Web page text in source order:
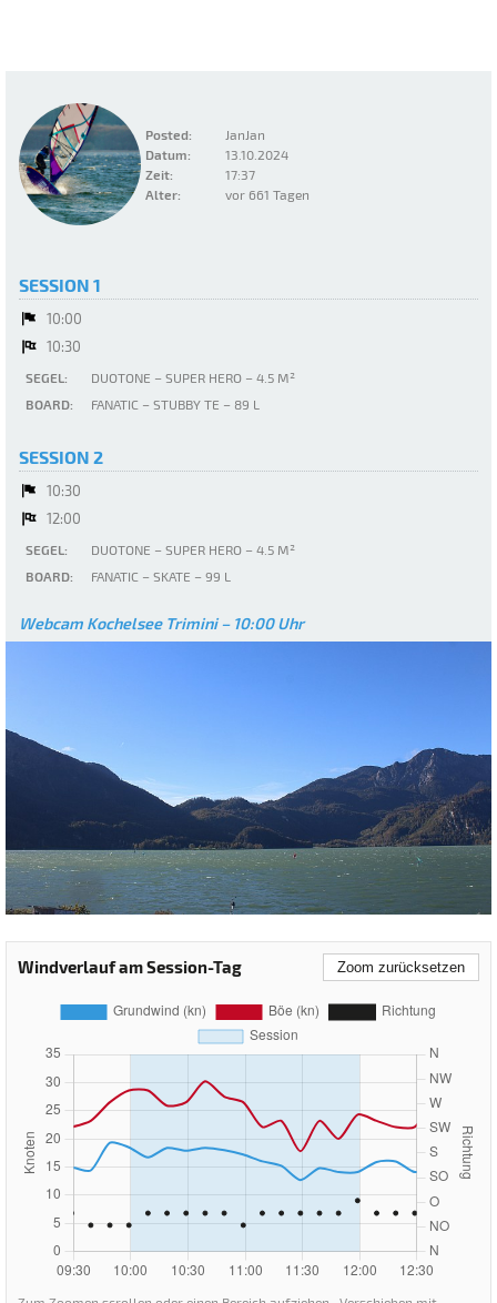
Posted:
JanJan
Datum:
13.10.2024
Zeit:
17:37
Alter:
vor 661 Tagen
SESSION 1
10:00
10:30
SEGEL:
DUOTONE – SUPER HERO – 4.5 M²
BOARD:
FANATIC – STUBBY TE – 89 L
SESSION 2
10:30
12:00
SEGEL:
DUOTONE – SUPER HERO – 4.5 M²
BOARD:
FANATIC – SKATE – 99 L
Webcam Kochelsee Trimini – 10:00 Uhr
Windverlauf am Session-Tag Zoom zurücksetzen